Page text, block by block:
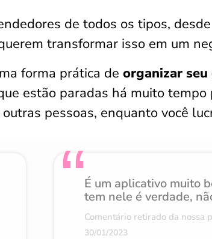
de todos os tipos,
transformar isso em um
forma prática de organizar
estão paradas há muito tempo
pessoas, enquanto você
É um aplicativo muito
tem nele é verdade,
Comentário retirado da nossa
30/01/2023